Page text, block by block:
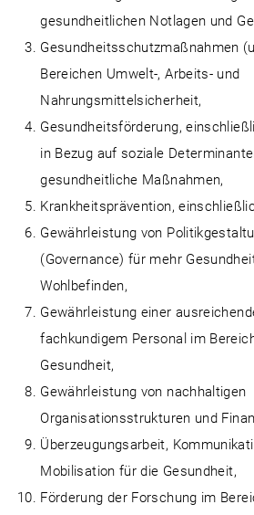
gesundheitlichen Notlagen und
Gesundheitsschutzmaßnahmen
Bereichen Umwelt-, Arbeits- und
Nahrungsmittelsicherheit,
Gesundheitsförderung,
in Bezug auf soziale
gesundheitliche Maßnahmen,
Krankheitsprävention,
Gewährleistung von
(Governance) für mehr
Wohlbefinden,
Gewährleistung einer
fachkundigem Personal im
Gesundheit,
Gewährleistung von nachhaltigen
Organisationsstrukturen und
Überzeugungsarbeit,
Mobilisation für die Gesundheit,
Förderung der Forschung im